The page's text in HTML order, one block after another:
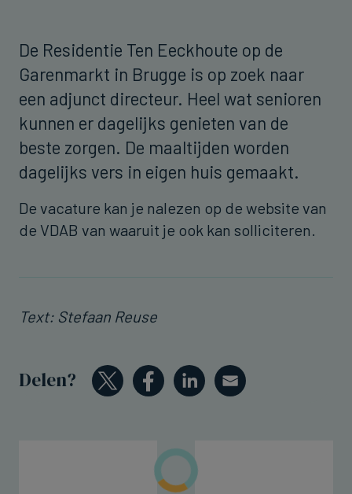
De Residentie Ten Eeckhoute op de
Garenmarkt in Brugge is op zoek naar
een adjunct directeur. Heel wat senioren
kunnen er dagelijks genieten van de
beste zorgen. De maaltijden worden
dagelijks vers in eigen huis gemaakt.
De vacature kan je nalezen op de website van
de VDAB van waaruit je ook kan solliciteren.
Text: Stefaan Reuse
Delen?